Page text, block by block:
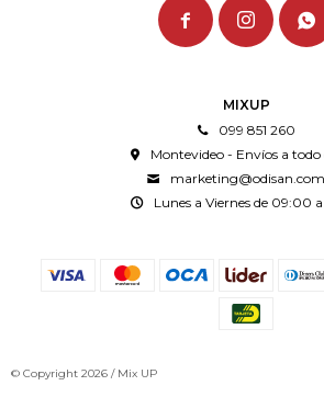
MIXUP
099 851 260
Montevideo - Envíos a todo
Lunes a Viernes de 09:00
  
© Copyright 2026 / Mix UP